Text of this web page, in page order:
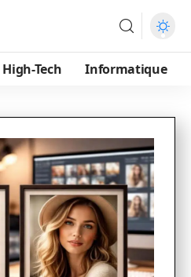
High-Tech Informatique